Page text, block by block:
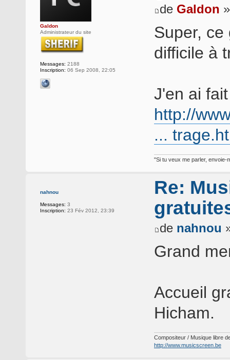
Galdon
Administrateur du site
Messages: 2188
Inscription: 06 Sep 2008, 22:05
de Galdon
Super,
difficile à
J'en ai
http://
...
"Si tu veux me parler, envoie-
nahnou
Messages: 3
Inscription: 23 Fév 2012, 23:39
Re:
de nahnou
Grand
Accueil
Hicham.
Compositeur / Musique libre
http://www.musicscreen.be